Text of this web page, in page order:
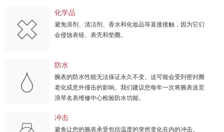
化学品
避免溶剂、清洁剂、香水和化妆品等直接接触，因为它们
会侵蚀表链、表壳和垫圈。
防水
腕表的防水性能无法保证永久不变。这可能会受到密封圈
老化或意外撞击的影响。我们建议您每年一次将腕表送至
浪琴名表维修中心检验防水功能。
冲击
避免让您的腕表承受包括温度的突然变化在内的冲击。